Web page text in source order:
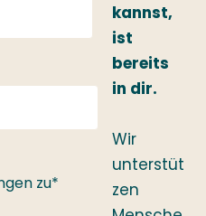
zu*
kannst,
ist
bereits
in dir.
Wir
unterstüt
zen